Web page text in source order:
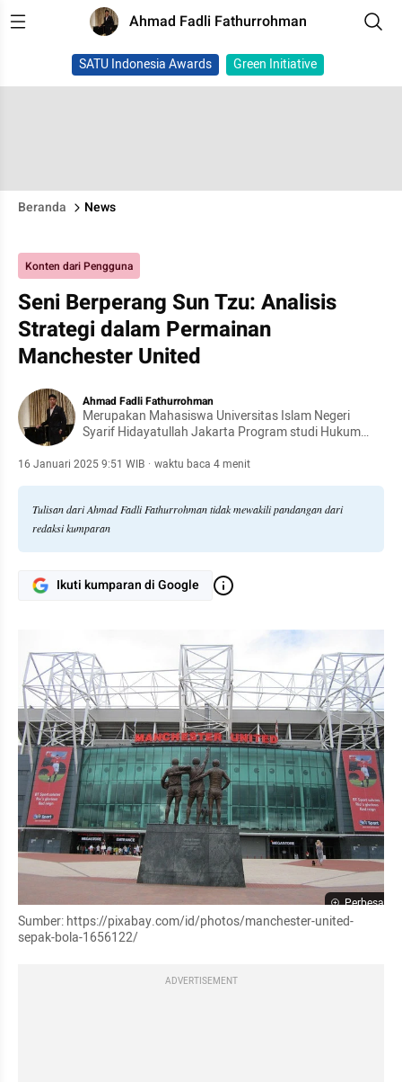
Ahmad Fadli Fathurrohman
SATU Indonesia Awards Green Initiative
Beranda News
Konten dari Pengguna
Seni Berperang Sun Tzu: Analisis
Strategi dalam Permainan
Manchester United
Ahmad Fadli Fathurrohman
Merupakan Mahasiswa Universitas Islam Negeri
Syarif Hidayatullah Jakarta Program studi Hukum
yang tertarik dalam hal penulisan.
16 Januari 2025 9:51 WIB · waktu baca 4 menit
Tulisan dari Ahmad Fadli Fathurrohman tidak mewakili pandangan dari
redaksi kumparan
Ikuti kumparan di Google
Perbesar
Sumber: https://pixabay.com/id/photos/manchester-united-
sepak-bola-1656122/
ADVERTISEMENT